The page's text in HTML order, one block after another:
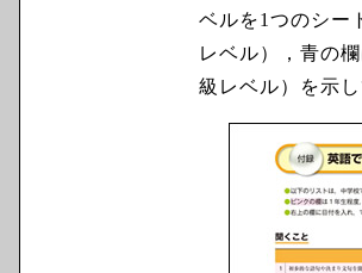
ベルを1つのシー
レベル），青の
級レベル）を示し